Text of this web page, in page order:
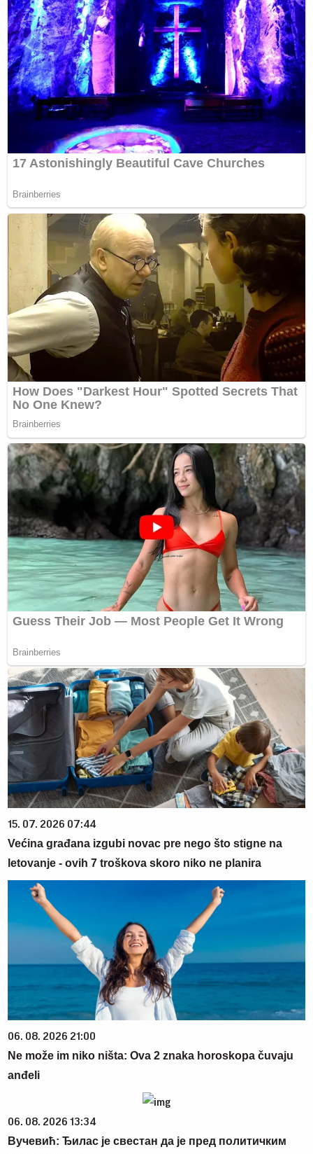
15. 07. 2026 07:44
Većina građana izgubi novac pre nego što stigne na
letovanje - ovih 7 troškova skoro niko ne planira
06. 08. 2026 21:00
Ne može im niko ništa: Ova 2 znaka horoskopa čuvaju
anđeli
06. 08. 2026 13:34
Вучевић: Ђилас је свестан да је пред политичким